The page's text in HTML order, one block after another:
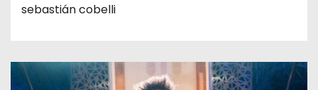
sebastián cobelli